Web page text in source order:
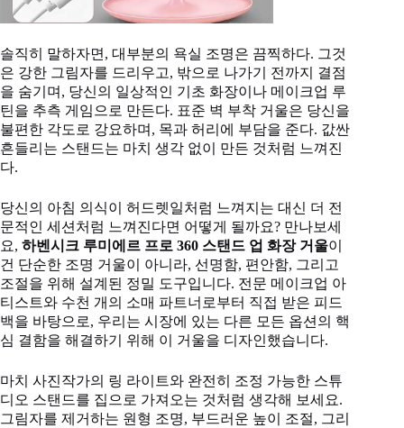
솔직히 말하자면, 대부분의 욕실 조명은 끔찍하다. 그것
은 강한 그림자를 드리우고, 밖으로 나가기 전까지 결점
을 숨기며, 당신의 일상적인 기초 화장이나 메이크업 루
틴을 추측 게임으로 만든다. 표준 벽 부착 거울은 당신을
불편한 각도로 강요하며, 목과 허리에 부담을 준다. 값싼
흔들리는 스탠드는 마치 생각 없이 만든 것처럼 느껴진
다.
당신의 아침 의식이 허드렛일처럼 느껴지는 대신 더 전
문적인 세션처럼 느껴진다면 어떻게 될까요? 만나보세
요, 하벤시크 루미에르 프로 360 스탠드 업 화장 거울이
건 단순한 조명 거울이 아니라, 선명함, 편안함, 그리고
조절을 위해 설계된 정밀 도구입니다. 전문 메이크업 아
티스트와 수천 개의 소매 파트너로부터 직접 받은 피드
백을 바탕으로, 우리는 시장에 있는 다른 모든 옵션의 핵
심 결함을 해결하기 위해 이 거울을 디자인했습니다.
마치 사진작가의 링 라이트와 완전히 조정 가능한 스튜
디오 스탠드를 집으로 가져오는 것처럼 생각해 보세요.
그림자를 제거하는 원형 조명, 부드러운 높이 조절, 그리